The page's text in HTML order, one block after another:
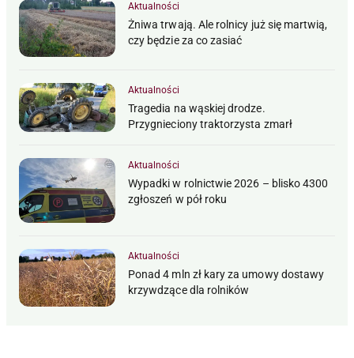
Aktualności
Żniwa trwają. Ale rolnicy już się martwią,
czy będzie za co zasiać
Aktualności
Tragedia na wąskiej drodze.
Przygnieciony traktorzysta zmarł
Aktualności
Wypadki w rolnictwie 2026 – blisko 4300
zgłoszeń w pół roku
Aktualności
Ponad 4 mln zł kary za umowy dostawy
krzywdzące dla rolników